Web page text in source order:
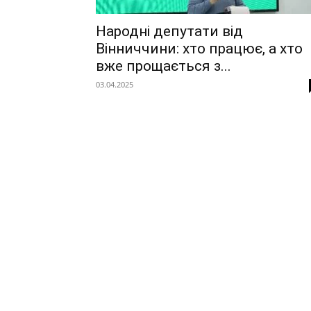
Народні депутати від
Вінниччини: хто працює, а хто
вже прощається з...
03.04.2025